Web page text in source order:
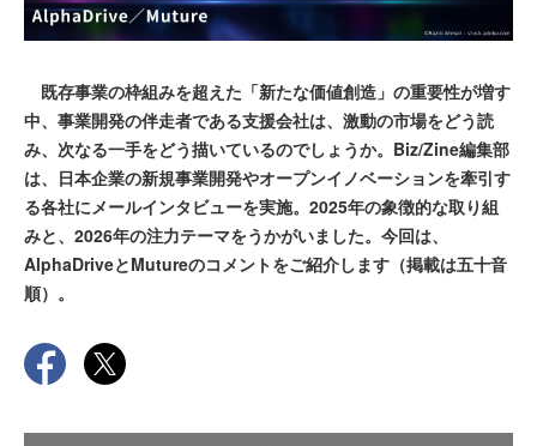
既存事業の枠組みを超えた「新たな価値創造」の重要性が増す
中、事業開発の伴走者である支援会社は、激動の市場をどう読
み、次なる一手をどう描いているのでしょうか。Biz/Zine編集部
は、日本企業の新規事業開発やオープンイノベーションを牽引す
る各社にメールインタビューを実施。2025年の象徴的な取り組
みと、2026年の注力テーマをうかがいました。今回は、
AlphaDriveとMutureのコメントをご紹介します（掲載は五十音
順）。